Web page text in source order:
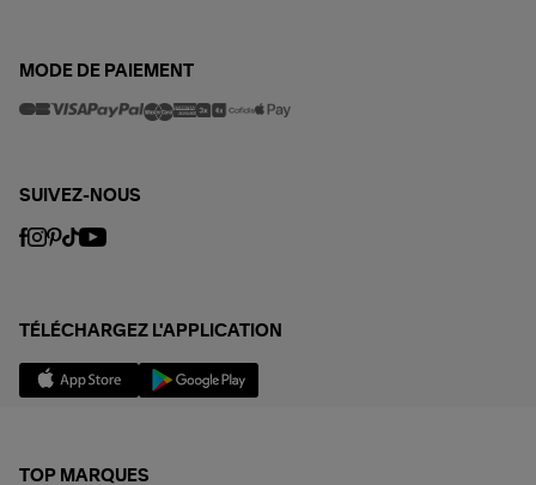
MODE DE PAIEMENT
SUIVEZ-NOUS
TÉLÉCHARGEZ L'APPLICATION
TOP MARQUES